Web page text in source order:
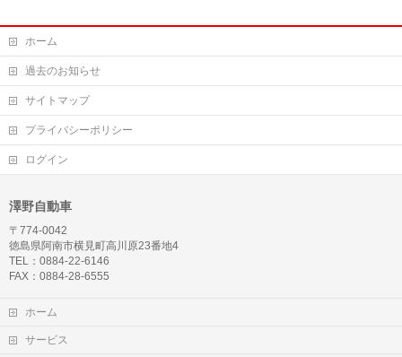
ホーム
過去のお知らせ
サイトマップ
プライバシーポリシー
ログイン
澤野自動車
〒774-0042
徳島県阿南市横見町高川原23番地4
TEL：0884-22-6146
FAX：0884-28-6555
ホーム
サービス